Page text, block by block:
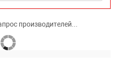
производителей...